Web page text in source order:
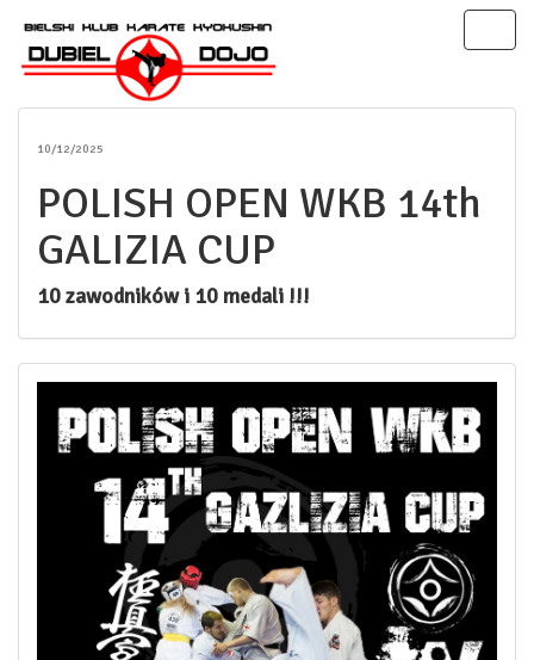
10/12/2025
POLISH OPEN WKB 14th
GALIZIA CUP
10 zawodników i 10 medali !!!